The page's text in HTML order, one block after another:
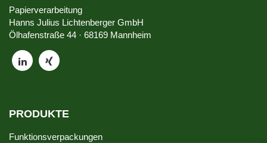
Papierverarbeitung
Hanns Julius Lichtenberger GmbH
Ölhafenstraße 44 · 68169 Mannheim
PRODUKTE
Funktionsverpackungen